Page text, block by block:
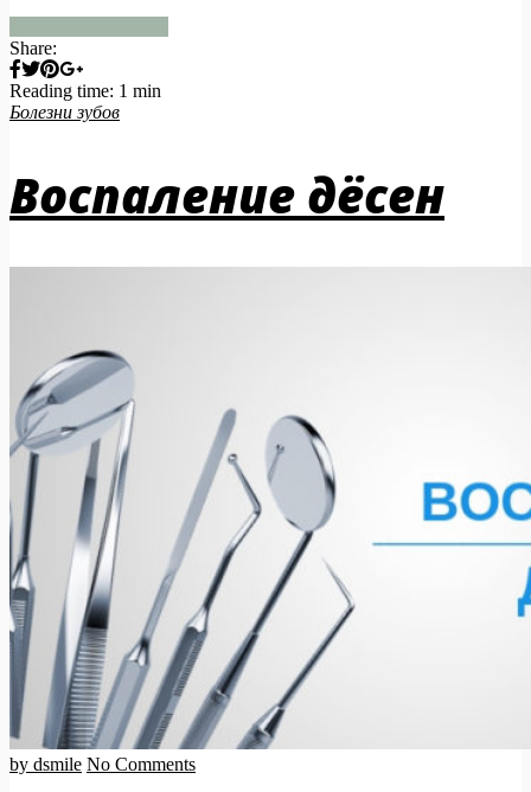
Share:
Reading time: 1 min
Болезни зубов
Воспаление дёсен
by dsmile No Comments